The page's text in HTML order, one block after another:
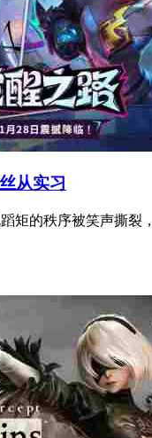
从实习
矩的秩序被笑声撕